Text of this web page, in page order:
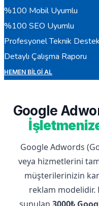
%100 Mobil Uyumlu
%100 SEO Uyumlu
Profesyonel Teknik Destek
Detaylı Çalışma Raporu
HEMEN BILGI AL
Google
Google Adwords
veya hizmetlerini
müşterilerinizin
reklam modelidir.
sunulan 3000₺